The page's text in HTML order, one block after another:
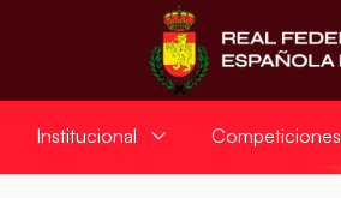
Institucional Competiciones